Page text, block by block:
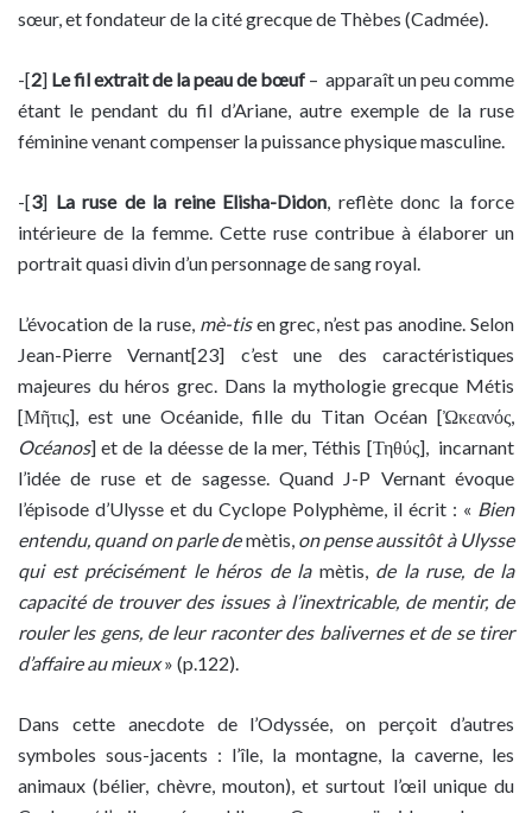
sœur, et fondateur de la cité grecque de Thèbes (Cadmée).
-[2] Le fil extrait de la peau de bœuf – apparaît un peu comme
étant le pendant du fil d’Ariane, autre exemple de la ruse
féminine venant compenser la puissance physique masculine.
-[3] La ruse de la reine Elisha-Didon, reflète donc la force
intérieure de la femme. Cette ruse contribue à élaborer un
portrait quasi divin d’un personnage de sang royal.
L’évocation de la ruse, mè-tisen grec, n’est pas anodine. Selon
Jean-Pierre Vernant[23] c’est une des caractéristiques
majeures du héros grec. Dans la mythologie grecque Métis
[Μῆτις], est une Océanide, fille du Titan Océan [Ὠκεανός,
Océanos] et de la déesse de la mer, Téthis [Τηθύς], incarnant
l’idée de ruse et de sagesse. Quand J-P Vernant évoque
l’épisode d’Ulysse et du Cyclope Polyphème, il écrit : « Bien
entendu, quand on parle demètis, on pense aussitôt à Ulysse
qui est précisément le héros de lamètis, de la ruse, de la
capacité de trouver des issues à l’inextricable, de mentir, de
rouler les gens, de leur raconter des balivernes et de se tirer
d’affaire au mieux» (p.122).
Dans cette anecdote de l’Odyssée, on perçoit d’autres
symboles sous-jacents : l’île, la montagne, la caverne, les
animaux (bélier, chèvre, mouton), et surtout l’œil unique du